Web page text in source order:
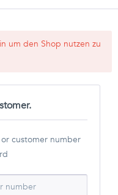
um den Shop nutzen zu
customer number